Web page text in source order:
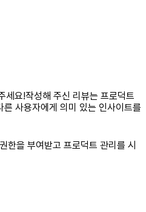
세요!작성해 주신 리뷰는 프로덕트
사용자에게 의미 있는 인사이트를
권한을 부여받고 프로덕트 관리를 시